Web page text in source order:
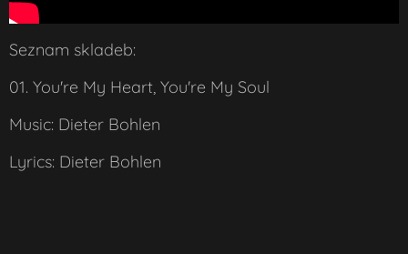
Seznam skladeb:
01. You're My Heart, You're My Soul
Music: Dieter Bohlen
Lyrics: Dieter Bohlen